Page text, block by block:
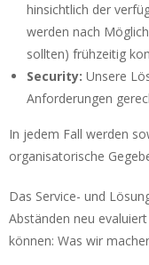
hinsichtlich der
werden nach
sollten) frühzeitig
Security: Unsere
Anforderungen
In jedem Fall werden
organisatorische
Das Service- und
Abständen neu
können: Was wir